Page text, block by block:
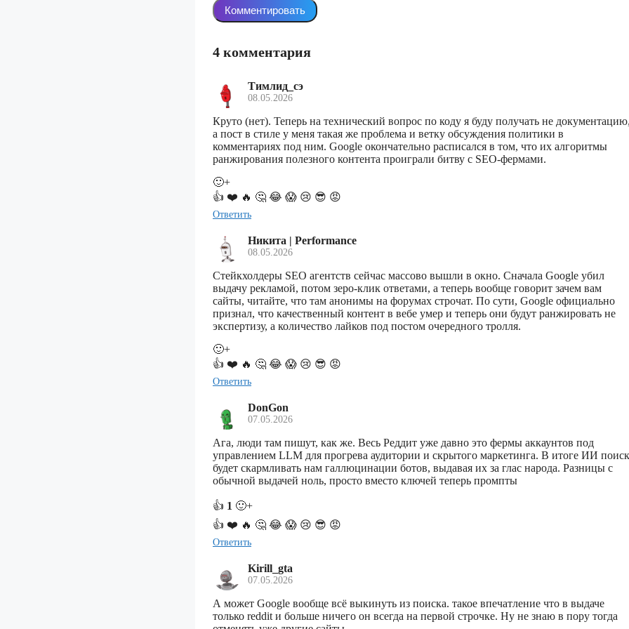
4 комментария
Тимлид_сэ
08.05.2026
Круто (нет). Теперь на технический вопрос по коду я буду получать не
а пост в стиле у меня такая же проблема и ветку обсуждения политики в
комментариях под ним. Google окончательно расписался в том, что их алгоритмы
ранжирования полезного контента проиграли битву с SEO-фермами.
🙂+
👍 ❤️ 🔥 🤔 😂 😱 😢 😎 😡
Ответить
Никита | Performance
08.05.2026
Стейкхолдеры SEO агентств сейчас массово вышли в окно. Сначала Google убил
выдачу рекламой, потом зеро-клик ответами, а теперь вообще говорит зачем вам
сайты, читайте, что там анонимы на форумах строчат. По сути, Google официально
признал, что качественный контент в вебе умер и теперь они будут ранжировать не
экспертизу, а количество лайков под постом очередного тролля.
🙂+
👍 ❤️ 🔥 🤔 😂 😱 😢 😎 😡
Ответить
DonGon
07.05.2026
Ага, люди там пишут, как же. Весь Реддит уже давно это фермы аккаунтов под
управлением LLM для прогрева аудитории и скрытого маркетинга. В итоге ИИ поиск
будет скармливать нам галлюцинации ботов, выдавая их за глас народа. Разницы с
обычной выдачей ноль, просто вместо ключей теперь промпты
👍 1 🙂+
👍 ❤️ 🔥 🤔 😂 😱 😢 😎 😡
Ответить
Kirill_gta
07.05.2026
А может Google вообще всё выкинуть из поиска. такое впечатление что в выдаче
только reddit и больше ничего он всегда на первой строчке. Ну не знаю в пору тогда